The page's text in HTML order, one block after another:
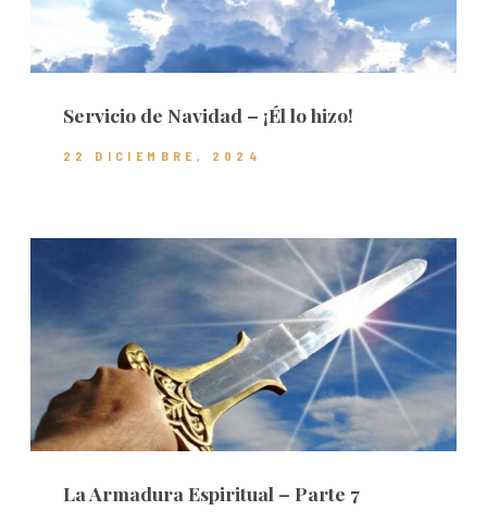
Servicio de Navidad – ¡Él lo hizo!
22 DICIEMBRE, 2024
La Armadura Espiritual – Parte 7